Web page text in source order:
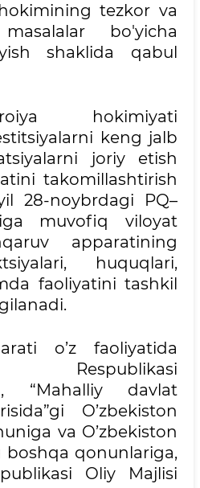
tezkor va
bo'yicha
shaklida qabul
hokimiyati
keng jalb
joriy etish
takomillashtirish
yil 28-noybrdagi PQ–
muvofiq viloyat
apparatining
huquqlari,
faoliyatini tashkil
o’z faoliyatida
Respublikasi
“Mahalliy davlat
O’zbekiston
va O’zbekiston
boshqa qonunlariga,
Oliy Majlisi